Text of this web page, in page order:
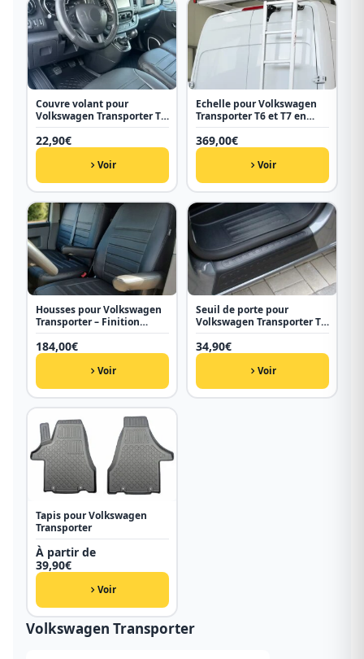
Couvre volant pour
Volkswagen Transporter T5
et T6
22,90€
Voir
Echelle pour Volkswagen
Transporter T6 et T7 en
aluminium
369,00€
Voir
Housses pour Volkswagen
Transporter – Finition
Premium
184,00€
Voir
Seuil de porte pour
Volkswagen Transporter T5
et T6
34,90€
Voir
Tapis pour Volkswagen
Transporter
À partir de
39,90€
Voir
Volkswagen Transporter